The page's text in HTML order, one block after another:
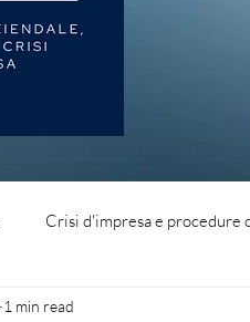
Crisi d'impresa e procedure
liquidità aziendale
1 min read